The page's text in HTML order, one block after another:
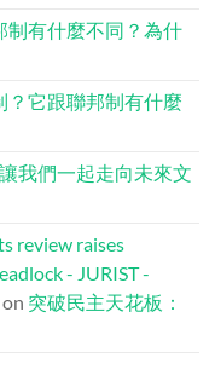
制有什麼不同？為什
？它跟聯邦制有什麼
我們一起走向未來文
review raises
- JURIST -
on 突破民主天花板：